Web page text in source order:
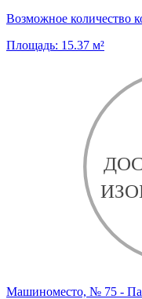
Возможное количество
Площадь: 15.37 м²
Машиноместо, № 75 -